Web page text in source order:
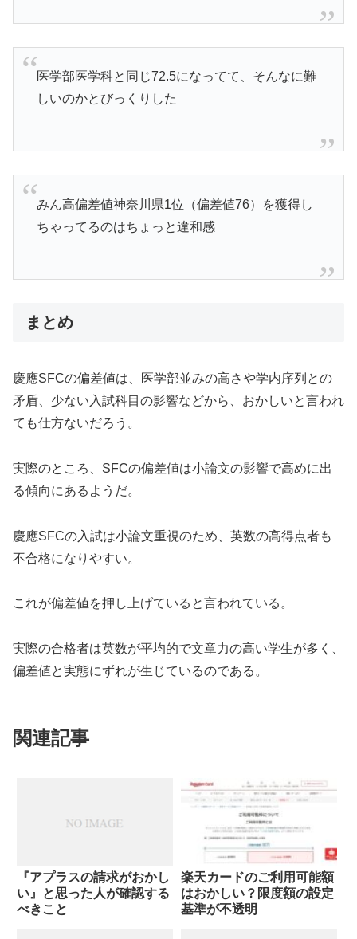
医学部医学科と同じ72.5になってて、そんなに難
しいのかとびっくりした
みん高偏差値神奈川県1位（偏差値76）を獲得し
ちゃってるのはちょっと違和感
まとめ
慶應SFCの偏差値は、医学部並みの高さや学内序列との
矛盾、少ない入試科目の影響などから、おかしいと言われ
ても仕方ないだろう。
実際のところ、SFCの偏差値は小論文の影響で高めに出
る傾向にあるようだ。
慶應SFCの入試は小論文重視のため、英数の高得点者も
不合格になりやすい。
これが偏差値を押し上げていると言われている。
実際の合格者は英数が平均的で文章力の高い学生が多く、
偏差値と実態にずれが生じているのである。
関連記事
『アプラスの請求がおかし
い』と思った人が確認する
べきこと
楽天カードのご利用可能額
はおかしい？限度額の設定
基準が不透明